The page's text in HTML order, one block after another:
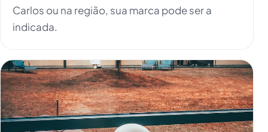
Carlos ou na região, sua marca pode ser a
indicada.